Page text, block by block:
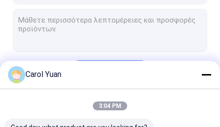
Κύρια συγκόλλησης και ενεργοποιητές
Carol Yuan
3:04 PM